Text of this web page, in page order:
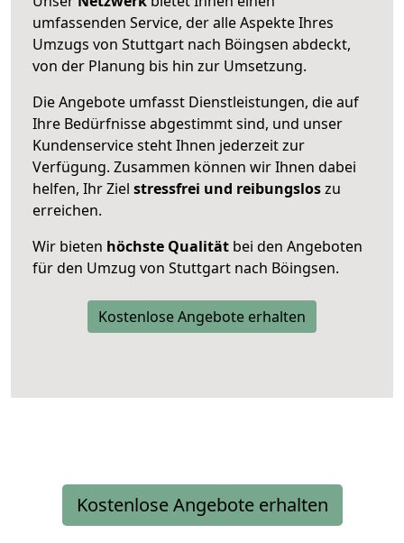
umfassenden Service, der alle Aspekte Ihres
Umzugs von Stuttgart nach Böingsen abdeckt,
von der Planung bis hin zur Umsetzung.
Die Angebote umfasst Dienstleistungen, die auf
Ihre Bedürfnisse abgestimmt sind, und unser
Kundenservice steht Ihnen jederzeit zur
Verfügung. Zusammen können wir Ihnen dabei
helfen, Ihr Ziel stressfrei und reibungsloszu
erreichen.
Wir bieten höchste Qualität bei den Angeboten
für den Umzug von Stuttgart nach Böingsen.
Kostenlose Angebote erhalten
Kostenlose Angebote erhalten